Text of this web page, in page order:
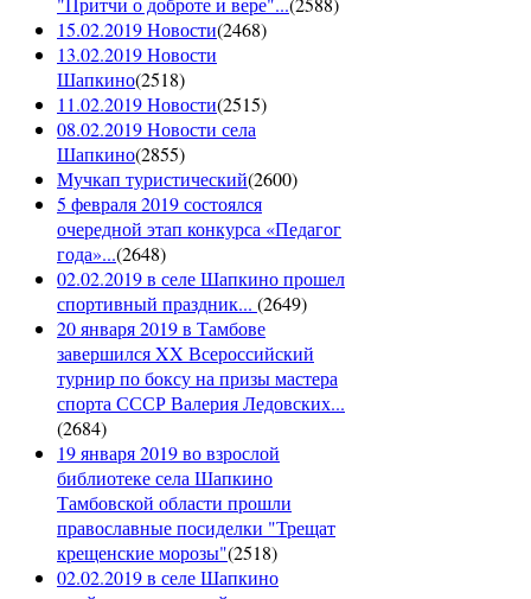
15.02.2019 Новости(2468)
13.02.2019 Новости
Шапкино(2518)
11.02.2019 Новости(2515)
08.02.2019 Новости села
Шапкино(2855)
Мучкап туристический(2600)
5 февраля 2019 состоялся
очередной этап конкурса «Педагог
года»...(2648)
02.02.2019 в селе Шапкино прошел
спортивный праздник... (2649)
20 января 2019 в Тамбове
завершился XX Всероссийский
турнир по боксу на призы мастера
спорта СССР Валерия Ледовских...
(2684)
19 января 2019 во взрослой
библиотеке села Шапкино
Тамбовской области прошли
православные посиделки "Трещат
крещенские морозы"(2518)
02.02.2019 в селе Шапкино